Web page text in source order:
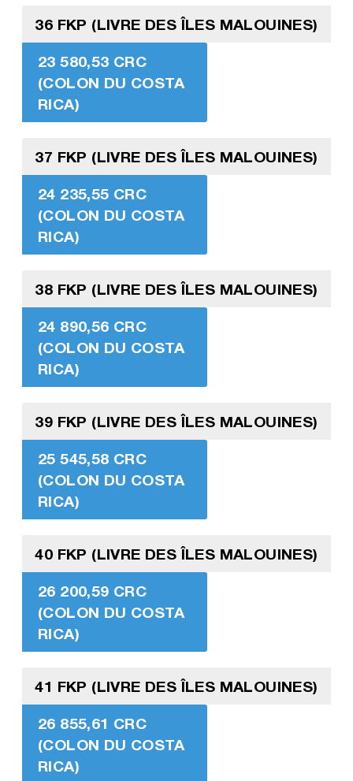
36 FKP (LIVRE DES ÎLES MALOUINES)
23 580,53 CRC
(COLON DU COSTA
RICA)
37 FKP (LIVRE DES ÎLES MALOUINES)
24 235,55 CRC
(COLON DU COSTA
RICA)
38 FKP (LIVRE DES ÎLES MALOUINES)
24 890,56 CRC
(COLON DU COSTA
RICA)
39 FKP (LIVRE DES ÎLES MALOUINES)
25 545,58 CRC
(COLON DU COSTA
RICA)
40 FKP (LIVRE DES ÎLES MALOUINES)
26 200,59 CRC
(COLON DU COSTA
RICA)
41 FKP (LIVRE DES ÎLES MALOUINES)
26 855,61 CRC
(COLON DU COSTA
RICA)